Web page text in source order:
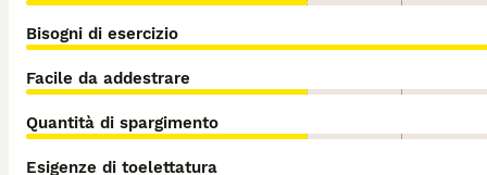
Bisogni di esercizio
Facile da addestrare
Quantità di spargimento
Esigenze di toelettatura